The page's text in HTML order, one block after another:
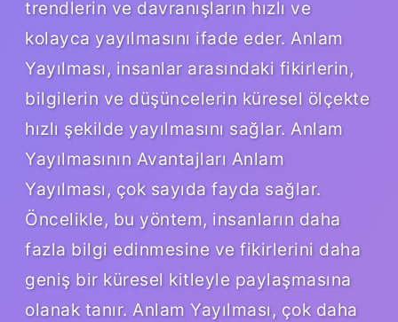
trendlerin ve davranışların hızlı ve
kolayca yayılmasını ifade eder. Anlam
Yayılması, insanlar arasındaki fikirlerin,
bilgilerin ve düşüncelerin küresel ölçekte
hızlı şekilde yayılmasını sağlar. Anlam
Yayılmasının Avantajları Anlam
Yayılması, çok sayıda fayda sağlar.
Öncelikle, bu yöntem, insanların daha
fazla bilgi edinmesine ve fikirlerini daha
geniş bir küresel kitleyle paylaşmasına
olanak tanır. Anlam Yayılması, çok daha